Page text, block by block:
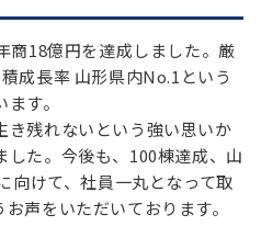
商18億円を達成しました。厳
成長率 山形県内No.1という
す。
き残れないという強い思いか
した。今後も、100棟達成、山
向けて、社員一丸となって取
声をいただいております。